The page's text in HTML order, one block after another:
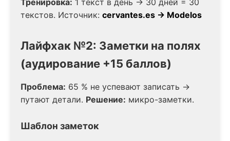
текстов. Источник: cervantes.es → Modelos
Лайфхак №2: Заметки на полях
(аудирование +15 баллов)
Проблема: 65 % не успевают записать →
путают детали. Решение: микро-заметки.
Шаблон заметок